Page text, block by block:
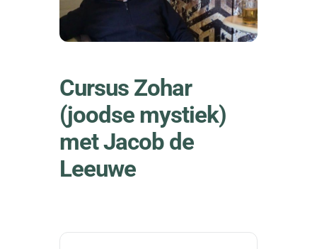
Cursus Zohar
(joodse mystiek)
met Jacob de
Leeuwe